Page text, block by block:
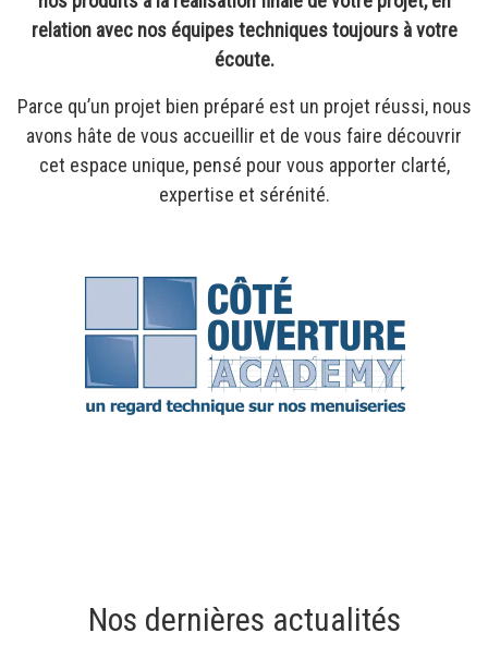
relation avec nos équipes techniques toujours à votre
écoute.
Parce qu’un projet bien préparé est un projet réussi, nous
avons hâte de vous accueillir et de vous faire découvrir
cet espace unique, pensé pour vous apporter clarté,
expertise et sérénité.
Nos dernières actualités